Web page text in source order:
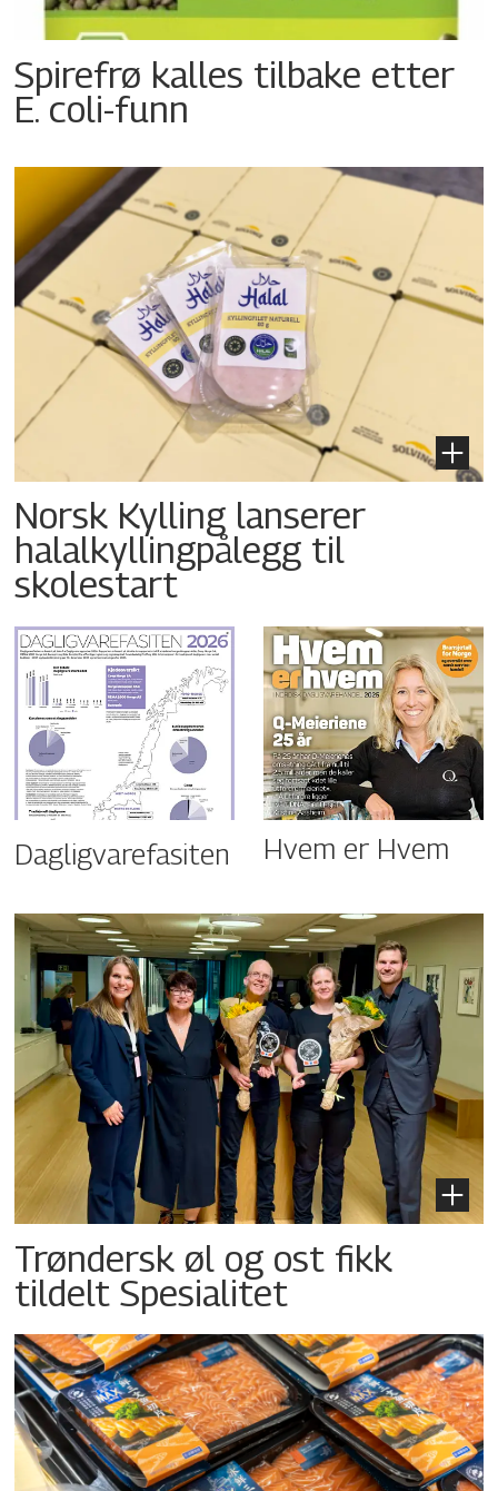
Spirefrø kalles tilbake etter
E. coli-funn
Norsk Kylling lanserer
halalkyllingpålegg til
skolestart
Dagligvarefasiten Hvem er Hvem
Trøndersk øl og ost fikk
tildelt Spesialitet